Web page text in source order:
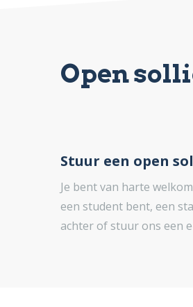
Open
Stuur een open
Je bent van harte
een student bent, een
achter of stuur ons een